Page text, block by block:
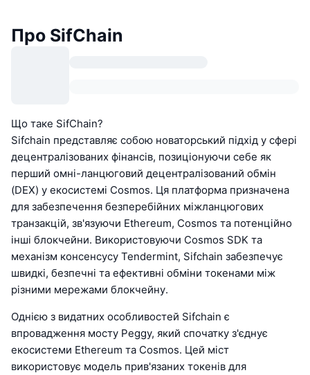
Про SifChain
Що таке SifChain?
Sifchain представляє собою новаторський підхід у сфері
децентралізованих фінансів, позиціонуючи себе як
перший омні-ланцюговий децентралізований обмін
(DEX) у екосистемі Cosmos. Ця платформа призначена
для забезпечення безперебійних міжланцюгових
транзакцій, зв'язуючи Ethereum, Cosmos та потенційно
інші блокчейни. Використовуючи Cosmos SDK та
механізм консенсусу Tendermint, Sifchain забезпечує
швидкі, безпечні та ефективні обміни токенами між
різними мережами блокчейну.
Однією з видатних особливостей Sifchain є
впровадження мосту Peggy, який спочатку з'єднує
екосистеми Ethereum та Cosmos. Цей міст
використовує модель прив'язаних токенів для